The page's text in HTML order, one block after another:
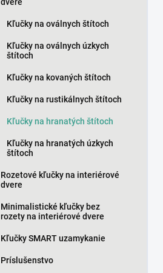
Kľučky na oválnych štítoch
Kľučky na oválnych úzkych
štítoch
Kľučky na kovaných štítoch
Kľučky na rustikálnych štítoch
Kľučky na hranatých štítoch
Kľučky na hranatých úzkych
štítoch
Rozetové kľučky na interiérové
dvere
Minimalistické kľučky bez
rozety na interiérové dvere
Kľučky SMART uzamykanie
Príslušenstvo